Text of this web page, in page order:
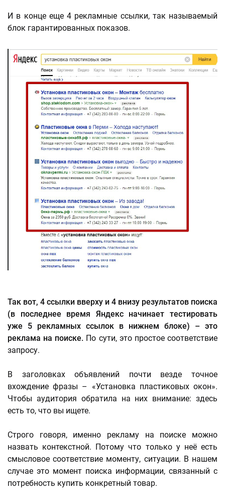
И в конце еще 4 рекламные ссылки, так называемый
блок гарантированных показов.
Так вот, 4 ссылки вверху и 4 внизу результатов поиска
(в последнее время Яндекс начинает тестировать
уже 5 рекламных ссылок в нижнем блоке) – это
реклама на поиске. По сути, это простое соответствие
запросу.
В заголовках объявлений почти везде точное
вхождение фразы – «Установка пластиковых окон».
Чтобы аудитория обратила на них внимание: здесь
есть то, что вы ищете.
Строго говоря, именно рекламу на поиске можно
назвать контекстной. Потому что только у неё есть
смысловое соответствие моменту, ситуации. В нашем
случае это момент поиска информации, связанный с
потребность купить конкретный товар.